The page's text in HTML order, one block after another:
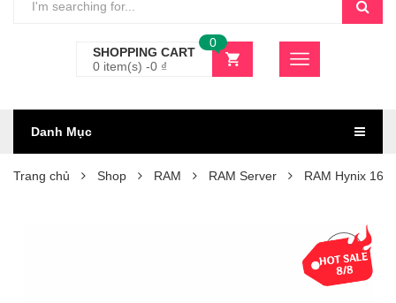
SHOPPING CART
0 item(s) -0 ₫
0
Danh Mục
Trang chủ Shop RAM RAM Server RAM Hynix